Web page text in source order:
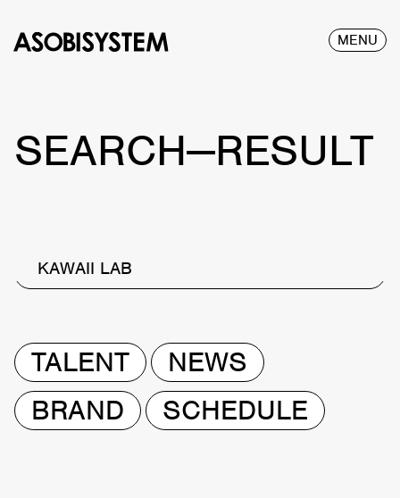
MENU
SEARCH—RESULT
KAWAII LAB
TALENT
NEWS
BRAND
SCHEDULE